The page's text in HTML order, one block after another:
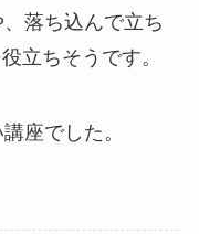
落ち込んで立ち
立ちそうです。
座でした。